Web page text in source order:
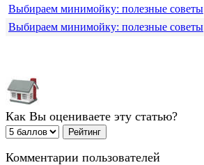
Выбираем минимойку: полезные советы
Выбираем минимойку: полезные советы
Как Вы оцениваете эту статью?
Комментарии пользователей